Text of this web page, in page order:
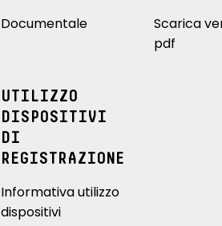
Documentale
Scarica
pdf
UTILIZZO
DISPOSITIVI
DI
REGISTRAZIONE
Informativa utilizzo
dispositivi